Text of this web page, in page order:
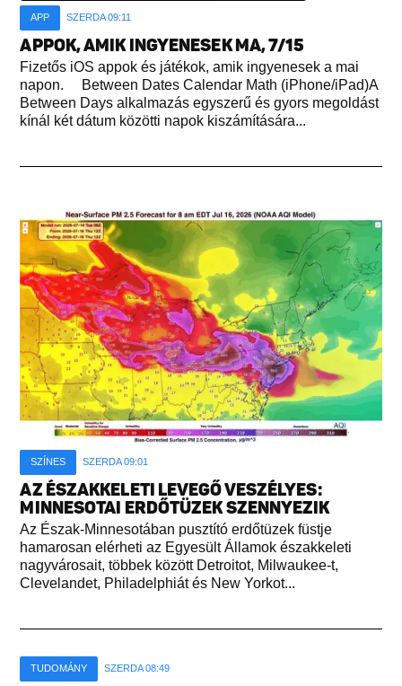
APP SZERDA 09:11
APPOK, AMIK INGYENESEK MA, 7/15
Fizetős iOS appok és játékok, amik ingyenesek a mai
napon. Between Dates Calendar Math (iPhone/iPad)A
Between Days alkalmazás egyszerű és gyors megoldást
kínál két dátum közötti napok kiszámítására...
SZÍNES SZERDA 09:01
AZ ÉSZAKKELETI LEVEGŐ VESZÉLYES:
MINNESOTAI ERDŐTÜZEK SZENNYEZIK
Az Észak-Minnesotában pusztító erdőtüzek füstje
hamarosan elérheti az Egyesült Államok északkeleti
nagyvárosait, többek között Detroitot, Milwaukee-t,
Clevelandet, Philadelphiát és New Yorkot...
TUDOMÁNY SZERDA 08:49